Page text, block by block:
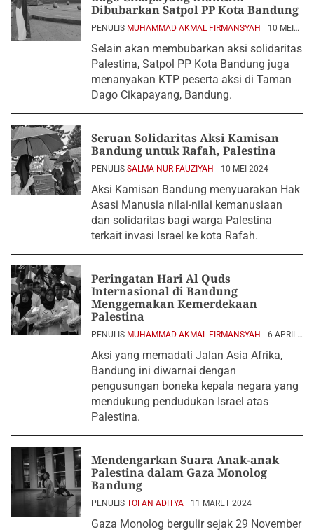
Dibubarkan Satpol PP Kota Bandung
PENULIS MUHAMMAD AKMAL FIRMANSYAH
10 MEI
Selain akan membubarkan aksi solidaritas
Palestina, Satpol PP Kota Bandung juga
menanyakan KTP peserta aksi di Taman
Dago Cikapayang, Bandung.
Seruan Solidaritas Aksi Kamisan
Bandung untuk Rafah, Palestina
PENULIS SALMA NUR FAUZIYAH 10 MEI 2024
Aksi Kamisan Bandung menyuarakan Hak
Asasi Manusia nilai-nilai kemanusiaan
dan solidaritas bagi warga Palestina
terkait invasi Israel ke kota Rafah.
Peringatan Hari Al Quds
Internasional di Bandung
Menggemakan Kemerdekaan
Palestina
PENULIS MUHAMMAD AKMAL FIRMANSYAH
6 APRIL
Aksi yang memadati Jalan Asia Afrika,
Bandung ini diwarnai dengan
pengusungan boneka kepala negara yang
mendukung pendudukan Israel atas
Palestina.
Mendengarkan Suara Anak-anak
Palestina dalam Gaza Monolog
Bandung
PENULIS TOFAN ADITYA 11 MARET 2024
Gaza Monolog bergulir sejak 29 November